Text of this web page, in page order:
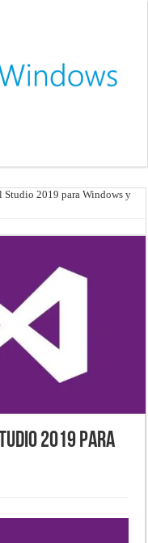
Studio 2019 para Windows y
2019 para